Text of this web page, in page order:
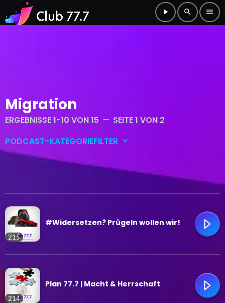
play_arrow search menu
Migration
ERGEBNISSE 1-10 VON 15 remove SEITE 1 VON 2
PODCAST-KATEGORIEFILTER keyboard_arrow_down
Club-Shorts
trending_flat
215
#Widersetzen? Prügeln wollen wir!
214
Plan 77.7 | Macht & Herrschaft